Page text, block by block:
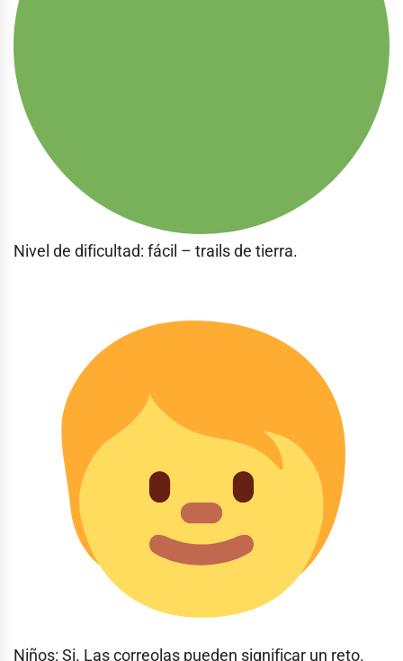
Nivel de dificultad: fácil – trails de tierra.
Niños: Si. Las correolas pueden significar un reto.